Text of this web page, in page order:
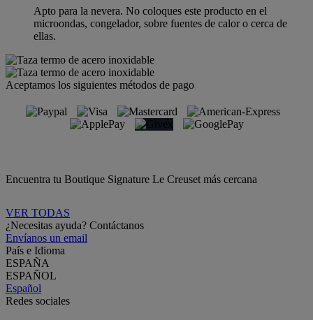
Apto para la nevera. No coloques este producto en el
microondas, congelador, sobre fuentes de calor o cerca de
ellas.
Aceptamos los siguientes métodos de pago
Encuentra tu Boutique Signature Le Creuset más cercana
VER TODAS
¿Necesitas ayuda? Contáctanos
Envíanos un email
País e Idioma
ESPAÑA
ESPAÑOL
Español
Redes sociales